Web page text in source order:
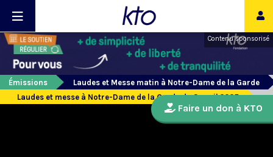
Contenu sponsorisé
Émissions
Laudes et Messe matin à Notre-Dame de la Garde
Laudes et messe à Notre-Dame de la Garde du 3 avril 2025
Faire un don à KTO